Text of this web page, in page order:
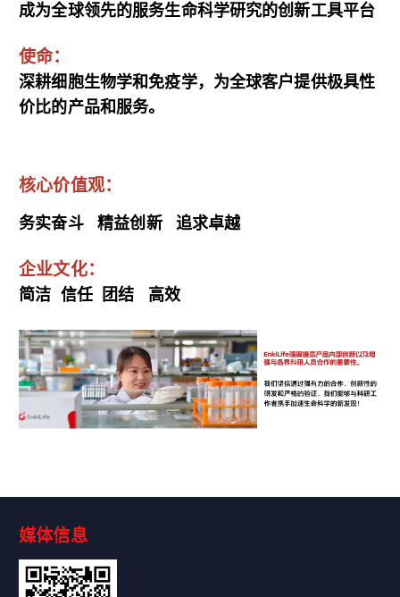
成为全球领先的服务生命科学研究的创新工具平台
使命：
深耕细胞生物学和免疫学，为全球客户提供极具性
价比的产品和服务。
核心价值观：
务实奋斗 精益创新 追求卓越
企业文化：
简洁 信任 团结 高效
媒体信息